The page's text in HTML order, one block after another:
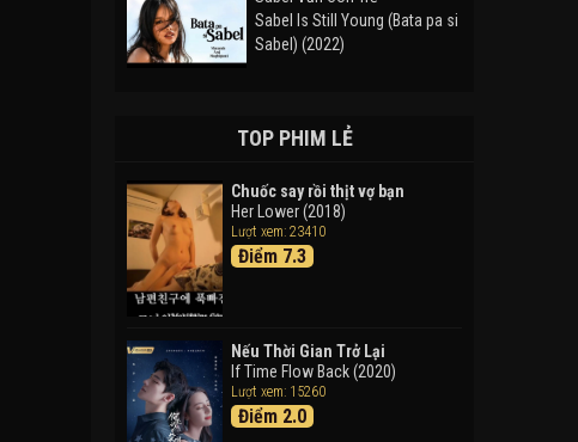
Sabel Is Still Young (Bata pa si
Sabel) (2022)
Takas (2024)
Thám Tử Lừng Danh Conan 26:
Tàu Ngầm Sắt Màu Đen
Detective Conan: Black Iron
Phiêu Lưu Vào Thế Giới Trong
Tranh
Doraemon the Movie: Nobita's
Art World Tales (2025)
Tháng Ngày Tươi Đẹp
TOP PHIM LẺ
Chuốc say rồi thịt vợ bạn
Her Lower (2018)
Lượt xem: 23410
Điểm 7.3
Nếu Thời Gian Trở Lại
If Time Flow Back (2020)
Lượt xem: 15260
Điểm 2.0